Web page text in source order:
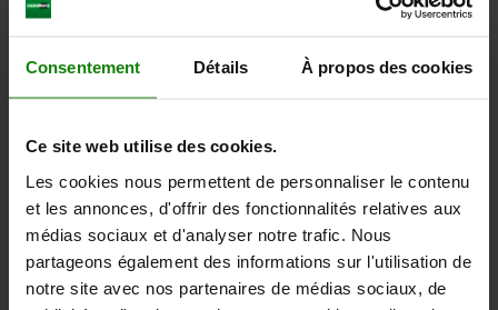
Consentement Détails À propos des cookies
Ce site web utilise des cookies.
Les cookies nous permettent de personnaliser le contenu
et les annonces, d'offrir des fonctionnalités relatives aux
médias sociaux et d'analyser notre trafic. Nous
partageons également des informations sur l'utilisation de
notre site avec nos partenaires de médias sociaux, de
21940
DOUILLE DE RÉDUCTION D1=12, D=20, L=20 ACIER
DIAMÈTRE INTÉRIEUR=12